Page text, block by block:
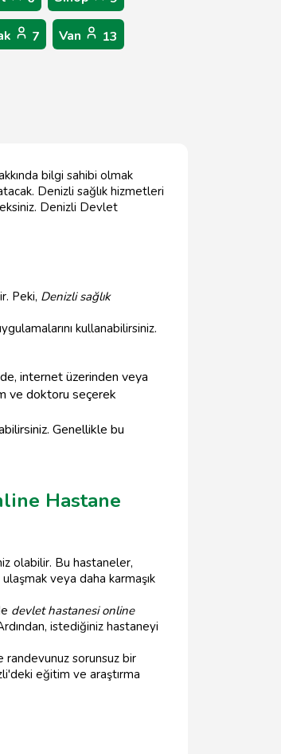
7 Van 13
bilgi sahibi olmak
Denizli sağlık hizmetleri
Denizli Devlet
Peki, Denizli sağlık
kullanabilirsiniz.
internet üzerinden veya
ve doktoru seçerek
Genellikle bu
Hastane
olabilir. Bu hastaneler,
veya daha karmaşık
devlet hastanesi online
istediğiniz hastaneyi
randevunuz sorunsuz bir
eğitim ve araştırma